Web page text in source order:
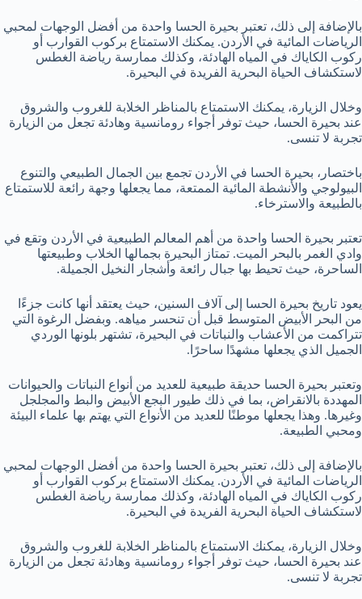
بالإضافة إلى ذلك، تعتبر بحيرة الحسا واحدة من أفضل الوجهات لمحبي
الرياضات المائية في الأردن. يمكنك الاستمتاع بركوب القوارب أو
ركوب الكاياك في المياه الهادئة، وكذلك ممارسة رياضة الغطس
لاستكشاف الحياة البحرية الفريدة في البحيرة.
وخلال الزيارة، يمكنك الاستمتاع بالمناظر الخلابة للغروب والشروق
عند بحيرة الحسا، حيث توفر أجواء رومانسية وهادئة تجعل من الزيارة
تجربة لا تنسى.
باختصار، بحيرة الحسا في الأردن تجمع بين الجمال الطبيعي والتنوع
البيولوجي والأنشطة المائية الممتعة، مما يجعلها وجهة رائعة للاستمتاع
بالطبيعة والاسترخاء.
تعتبر بحيرة الحسا واحدة من أهم المعالم الطبيعية في الأردن وتقع في
وادي الغمر بالبحر الميت. تمتاز البحيرة بجمالها الخلاب وطبيعتها
الساحرة، حيث تحيط بها جبال رائعة وأشجار النخيل الجميلة.
يعود تاريخ بحيرة الحسا إلى آلاف السنين، حيث يعتقد أنها كانت جزءًا
من البحر الأبيض المتوسط قبل أن تنحسر مياهه. وبفضل الرغوة التي
تتراكمت من الأعشاب والنباتات في البحيرة، تشتهر بلونها الوردي
الجميل الذي يجعلها مشهدًا ساحرًا.
وتعتبر بحيرة الحسا حديقة طبيعية للعديد من أنواع النباتات والحيوانات
المهددة بالانقراض، بما في ذلك طيور البجع الأبيض والبط والمجلجل
وغيرها. وهذا يجعلها موطنًا للعديد من الأنواع التي يهتم بها علماء البيئة
ومحبي الطبيعة.
بالإضافة إلى ذلك، تعتبر بحيرة الحسا واحدة من أفضل الوجهات لمحبي
الرياضات المائية في الأردن. يمكنك الاستمتاع بركوب القوارب أو
ركوب الكاياك في المياه الهادئة، وكذلك ممارسة رياضة الغطس
لاستكشاف الحياة البحرية الفريدة في البحيرة.
وخلال الزيارة، يمكنك الاستمتاع بالمناظر الخلابة للغروب والشروق
عند بحيرة الحسا، حيث توفر أجواء رومانسية وهادئة تجعل من الزيارة
تجربة لا تنسى.